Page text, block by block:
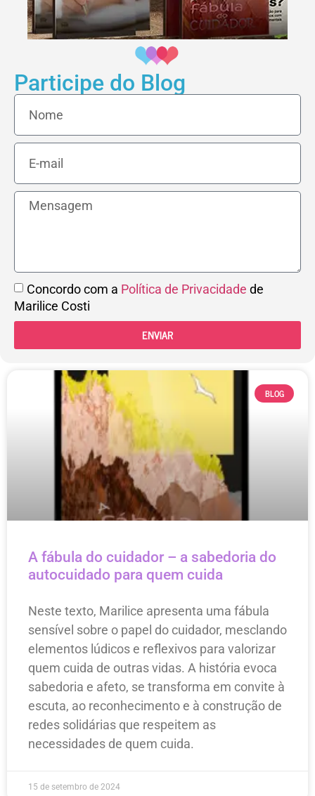
Participe do Blog
Concordo com a Política de Privacidade de
Marilice Costi
ENVIAR
BLOG
A fábula do cuidador – a sabedoria do
autocuidado para quem cuida
Neste texto, Marilice apresenta uma fábula
sensível sobre o papel do cuidador, mesclando
elementos lúdicos e reflexivos para valorizar
quem cuida de outras vidas. A história evoca
sabedoria e afeto, se transforma em convite à
escuta, ao reconhecimento e à construção de
redes solidárias que respeitem as
necessidades de quem cuida.
15 de setembro de 2024